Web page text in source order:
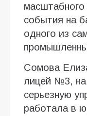
масштабного
события на
одного из
Сомова
лицей №3, на
серьезную
работала в